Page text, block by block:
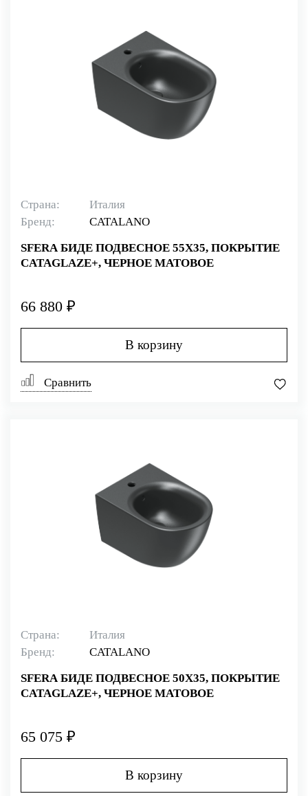
Страна:
Италия
Бренд:
CATALANO
SFERA БИДЕ ПОДВЕСНОЕ 55Х35, ПОКРЫТИЕ
CATAGLAZE+, ЧЕРНОЕ МАТОВОЕ
66 880 ₽
В корзину
Сравнить
Страна:
Италия
Бренд:
CATALANO
SFERA БИДЕ ПОДВЕСНОЕ 50Х35, ПОКРЫТИЕ
CATAGLAZE+, ЧЕРНОЕ МАТОВОЕ
65 075 ₽
В корзину